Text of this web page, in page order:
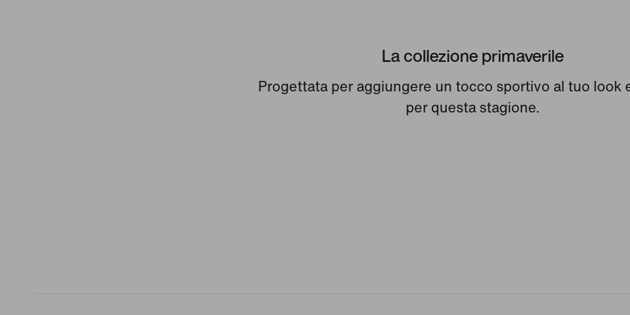
La collezione primaverile
Progettata per aggiungere un tocco sportivo al tuo look
per questa stagione.